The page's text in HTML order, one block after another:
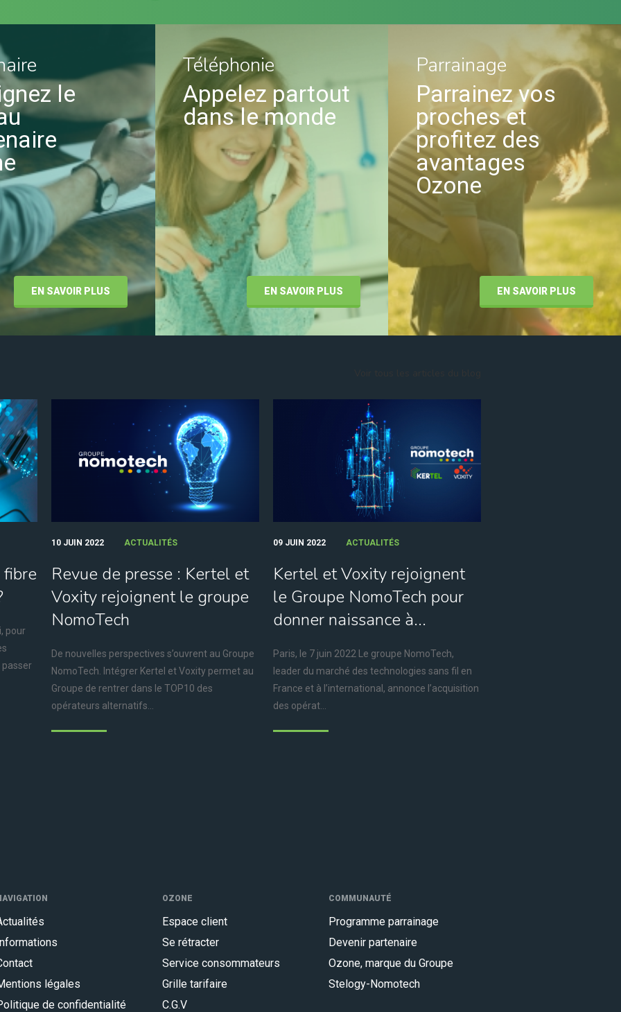
le
EN SAVOIR PLUS
Téléphonie
Appelez partout
dans le monde
EN SAVOIR PLUS
Parrainage
Parrainez vos
proches et
profitez des
avantages
Ozone
EN SAVOIR PLUS
fibre
pour
passer
10 JUIN 2022 ACTUALITÉS
Revue de presse : Kertel et
Voxity rejoignent le groupe
NomoTech
De nouvelles perspectives s’ouvrent au Groupe
NomoTech. Intégrer Kertel et Voxity permet au
Groupe de rentrer dans le TOP10 des
opérateurs alternatifs...
09 JUIN 2022 ACTUALITÉS
Kertel et Voxity rejoignent
le Groupe NomoTech pour
donner naissance à...
Paris, le 7 juin 2022 Le groupe NomoTech,
leader du marché des technologies sans fil en
France et à l’international, annonce l’acquisition
des opérat...
légales
de confidentialité
OZONE
Espace client
Se rétracter
Service consommateurs
Grille tarifaire
C.G.V
COMMUNAUTÉ
Programme parrainage
Devenir partenaire
Ozone, marque du Groupe
Stelogy-Nomotech